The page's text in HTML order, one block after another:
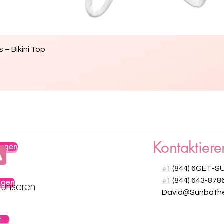
– Bikini Top
+1 (844) 6GET-
+1 (844) 643-